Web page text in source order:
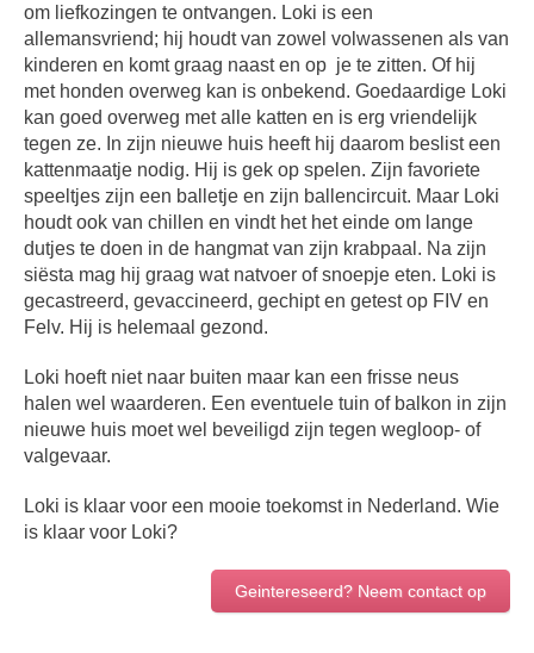
om liefkozingen te ontvangen. Loki is een
allemansvriend; hij houdt van zowel volwassenen als van
kinderen en komt graag naast en op je te zitten. Of hij
met honden overweg kan is onbekend. Goedaardige Loki
kan goed overweg met alle katten en is erg vriendelijk
tegen ze. In zijn nieuwe huis heeft hij daarom beslist een
kattenmaatje nodig. Hij is gek op spelen. Zijn favoriete
speeltjes zijn een balletje en zijn ballencircuit. Maar Loki
houdt ook van chillen en vindt het het einde om lange
dutjes te doen in de hangmat van zijn krabpaal. Na zijn
siësta mag hij graag wat natvoer of snoepje eten. Loki is
gecastreerd, gevaccineerd, gechipt en getest op FIV en
Felv. Hij is helemaal gezond.
Loki hoeft niet naar buiten maar kan een frisse neus
halen wel waarderen. Een eventuele tuin of balkon in zijn
nieuwe huis moet wel beveiligd zijn tegen wegloop- of
valgevaar.
Loki is klaar voor een mooie toekomst in Nederland. Wie
is klaar voor Loki?
Geintereseerd? Neem contact op